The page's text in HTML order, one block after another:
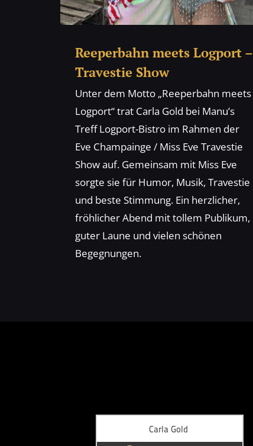
Reeperbahn meets Logport –
Travestie Show
Unter dem Motto „Reeperbahn meets
Logport“ trat Carla Gold bei Manu’s
Treff Logport-Bistro im Rahmen der
Eve Champainge / Miss Eve Travestie
Show auf. Gemeinsam mit Miss Eve
sorgte sie für Humor, Musik, Travestie
und beste Stimmung. Ein herzlicher,
fröhlicher Abend mit tollem Publikum,
guter Laune und vielen schönen
Begegnungen.